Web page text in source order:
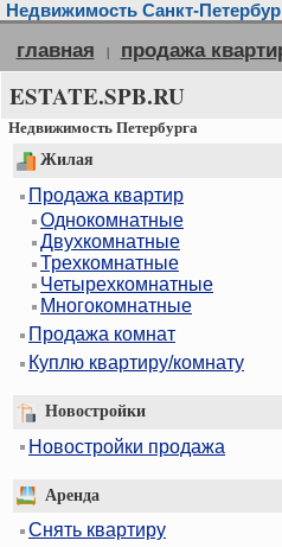
Недвижимость Санкт-
главная | продажа
ESTATE.SPB.RU
Недвижимость Петербурга
Жилая
Продажа квартир
Однокомнатные
Двухкомнатные
Трехкомнатные
Четырехкомнатные
Многокомнатные
Продажа комнат
Куплю квартиру/комнату
Новостройки
Новостройки продажа
Аренда
Снять квартиру